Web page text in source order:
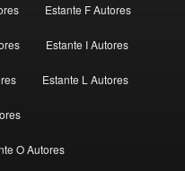
Estante F Autores
Estante I Autores
Estante L Autores
O Autores